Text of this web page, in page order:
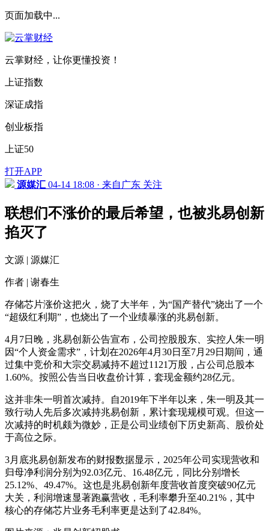
页面加载中...
云掌财经，让你更懂投资！
上证指数
深证成指
创业板指
上证50
打开APP
源媒汇 04-14 18:08 · 来自广东 关注
联想们不涨价的最后希望，也被兆易创新
掐灭了
文源 | 源媒汇
作者 | 谢春生
存储芯片涨价这把火，烧了大半年，为“国产替代”烧出了一个
“超级红利期”，也烧出了一个业绩暴涨的兆易创新。
4月7日晚，兆易创新公告宣布，公司控股股东、实控人朱一明
因“个人资金需求”，计划在2026年4月30日至7月29日期间，通
过集中竞价和大宗交易减持不超过1121万股，占公司总股本
1.60%。按照公告当日收盘价计算，套现金额约28亿元。
这并非朱一明首次减持。自2019年下半年以来，朱一明及其一
致行动人先后多次减持兆易创新，累计套现规模可观。但这一
次减持的时机颇为微妙，正是公司业绩创下历史新高、股价处
于高位之际。
3月底兆易创新发布的财报数据显示，2025年公司实现营收和
归母净利润分别为92.03亿元、16.48亿元，同比分别增长
25.12%、49.47%。这也是兆易创新年度营收首度突破90亿元
大关，利润增速显著跑赢营收，毛利率攀升至40.21%，其中
核心的存储芯片业务毛利率更是达到了42.84%。